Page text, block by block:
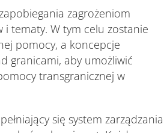
zagrożeniom
tematy. W tym celu zostanie
pomocy, a koncepcje
granicami, aby umożliwić
transgranicznej w
się system zarządzania